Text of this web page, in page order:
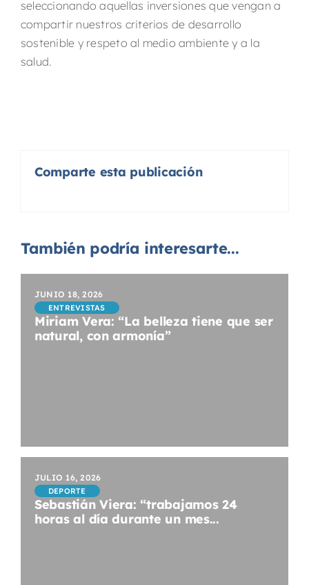
seleccionando aquellas inversiones que vengan a
compartir nuestros criterios de desarrollo
sostenible y respeto al medio ambiente y a la
salud.
Comparte esta publicación
También podría interesarte...
JUNIO 18, 2026
ENTREVISTAS
Miriam Vera: “La belleza tiene que ser
natural, con armonía”
JULIO 16, 2026
DEPORTE
Sebastián Viera: “trabajamos 24
horas al día durante un mes...